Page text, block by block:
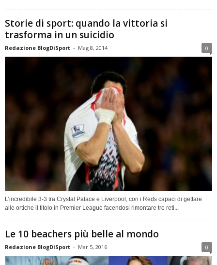
Storie di sport: quando la vittoria si
trasforma in un suicidio
Redazione BlogDiSport - Mag 8, 2014 0
L’incredibile 3-3 tra Crystal Palace e Liverpool, con i Reds capaci di gettare
alle ortiche il titolo in Premier League facendosi rimontare tre reti...
Le 10 beachers più belle al mondo
Redazione BlogDiSport - Mar 5, 2016 0